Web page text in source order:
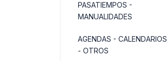
PASATIEMPOS -
MANUALIDADES
AGENDAS - CALENDARIOS
- OTROS